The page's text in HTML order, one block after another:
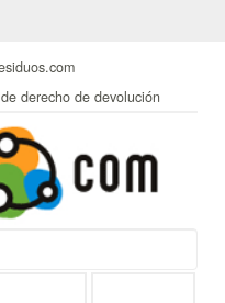
derecho de devolución